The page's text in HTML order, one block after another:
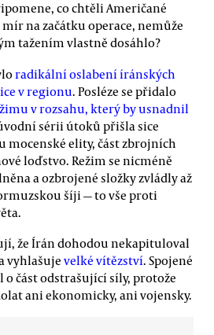
co chtěli Američané
na začátku operace, nemůže
tažením vlastně dosáhlo?
radikální oslabení íránských
v regionu. Posléze se přidalo
v rozsahu, který by usnadnil
sérii útoků přišla sice
mocenské elity, část zbrojních
loďstvo. Režim se nicméně
a ozbrojené složky zvládly až
šíji — to vše proti
že Írán dohodou nekapituloval
vyhlašuje velké vítězství. Spojené
část odstrašující síly, protože
ani ekonomicky, ani vojensky.